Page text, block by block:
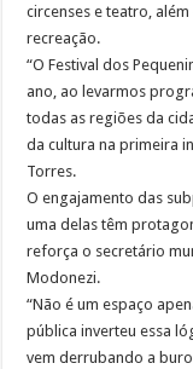
circenses e teatro,
recreação.
“O Festival dos
ano, ao levarmos
todas as regiões da
da cultura na primeira
Torres.
O engajamento das
uma delas têm
reforça o secretário
Modonezi.
“Não é um espaço
pública inverteu essa
vem derrubando a